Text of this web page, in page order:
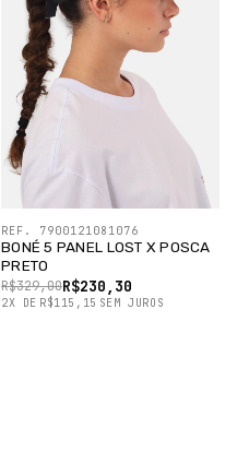
BONÉ 5 PANEL LOST X POSCA
PRETO
R$230,30
R$329,00
2X DE R$115,15 SEM JUROS
REF. 7900121081076